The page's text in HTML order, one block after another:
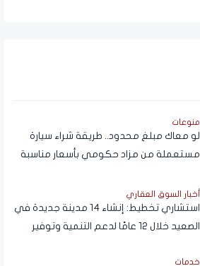
منوعات
لو معاك مبلغ محدود.. طريقة شراء سيارة
مستعملة من مزاد حكومي بأسعار مناسبة
أخبار السوق العقاري
استشاري تخطيط: إنشاء 14 مدينة جديدة في
الصعيد خلال 12 عامًا لدعم التنمية وتوفير
خدمات